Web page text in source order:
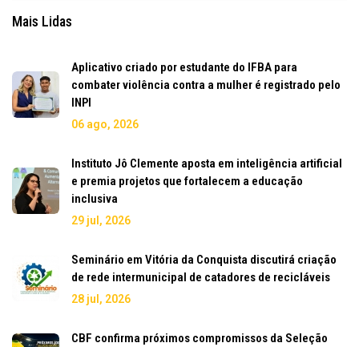
Mais Lidas
Aplicativo criado por estudante do IFBA para
combater violência contra a mulher é registrado pelo
INPI
06 ago, 2026
Instituto Jô Clemente aposta em inteligência artificial
e premia projetos que fortalecem a educação
inclusiva
29 jul, 2026
Seminário em Vitória da Conquista discutirá criação
de rede intermunicipal de catadores de recicláveis
28 jul, 2026
CBF confirma próximos compromissos da Seleção